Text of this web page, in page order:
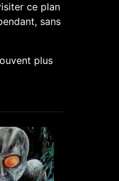
ce plan
sans
plus